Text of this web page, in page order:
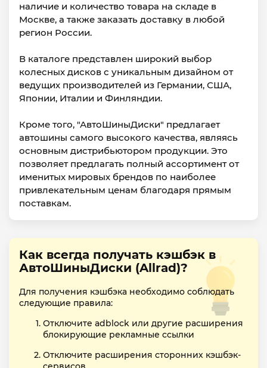
наличие и количество товара на складе в
Москве, а также заказать доставку в любой
регион России.
В каталоге представлен широкий выбор
колесных дисков с уникальным дизайном от
ведущих производителей из Германии, США,
Японии, Италии и Финляндии.
Кроме того, "АвтоШиныДиски" предлагает
автошины самого высокого качества, являясь
основным дистрибьютором продукции. Это
позволяет предлагать полный ассортимент от
именитых мировых брендов по наиболее
привлекательным ценам благодаря прямым
поставкам.
Как всегда получать кэшбэк в
АвтоШиныДиски (Allrad)?
Для получения кэшбэка необходимо соблюдать
следующие правила:
Отключите adblock или другие расширения
блокирующие рекламные ссылки
Отключите расширения сторонних кэшбэк-